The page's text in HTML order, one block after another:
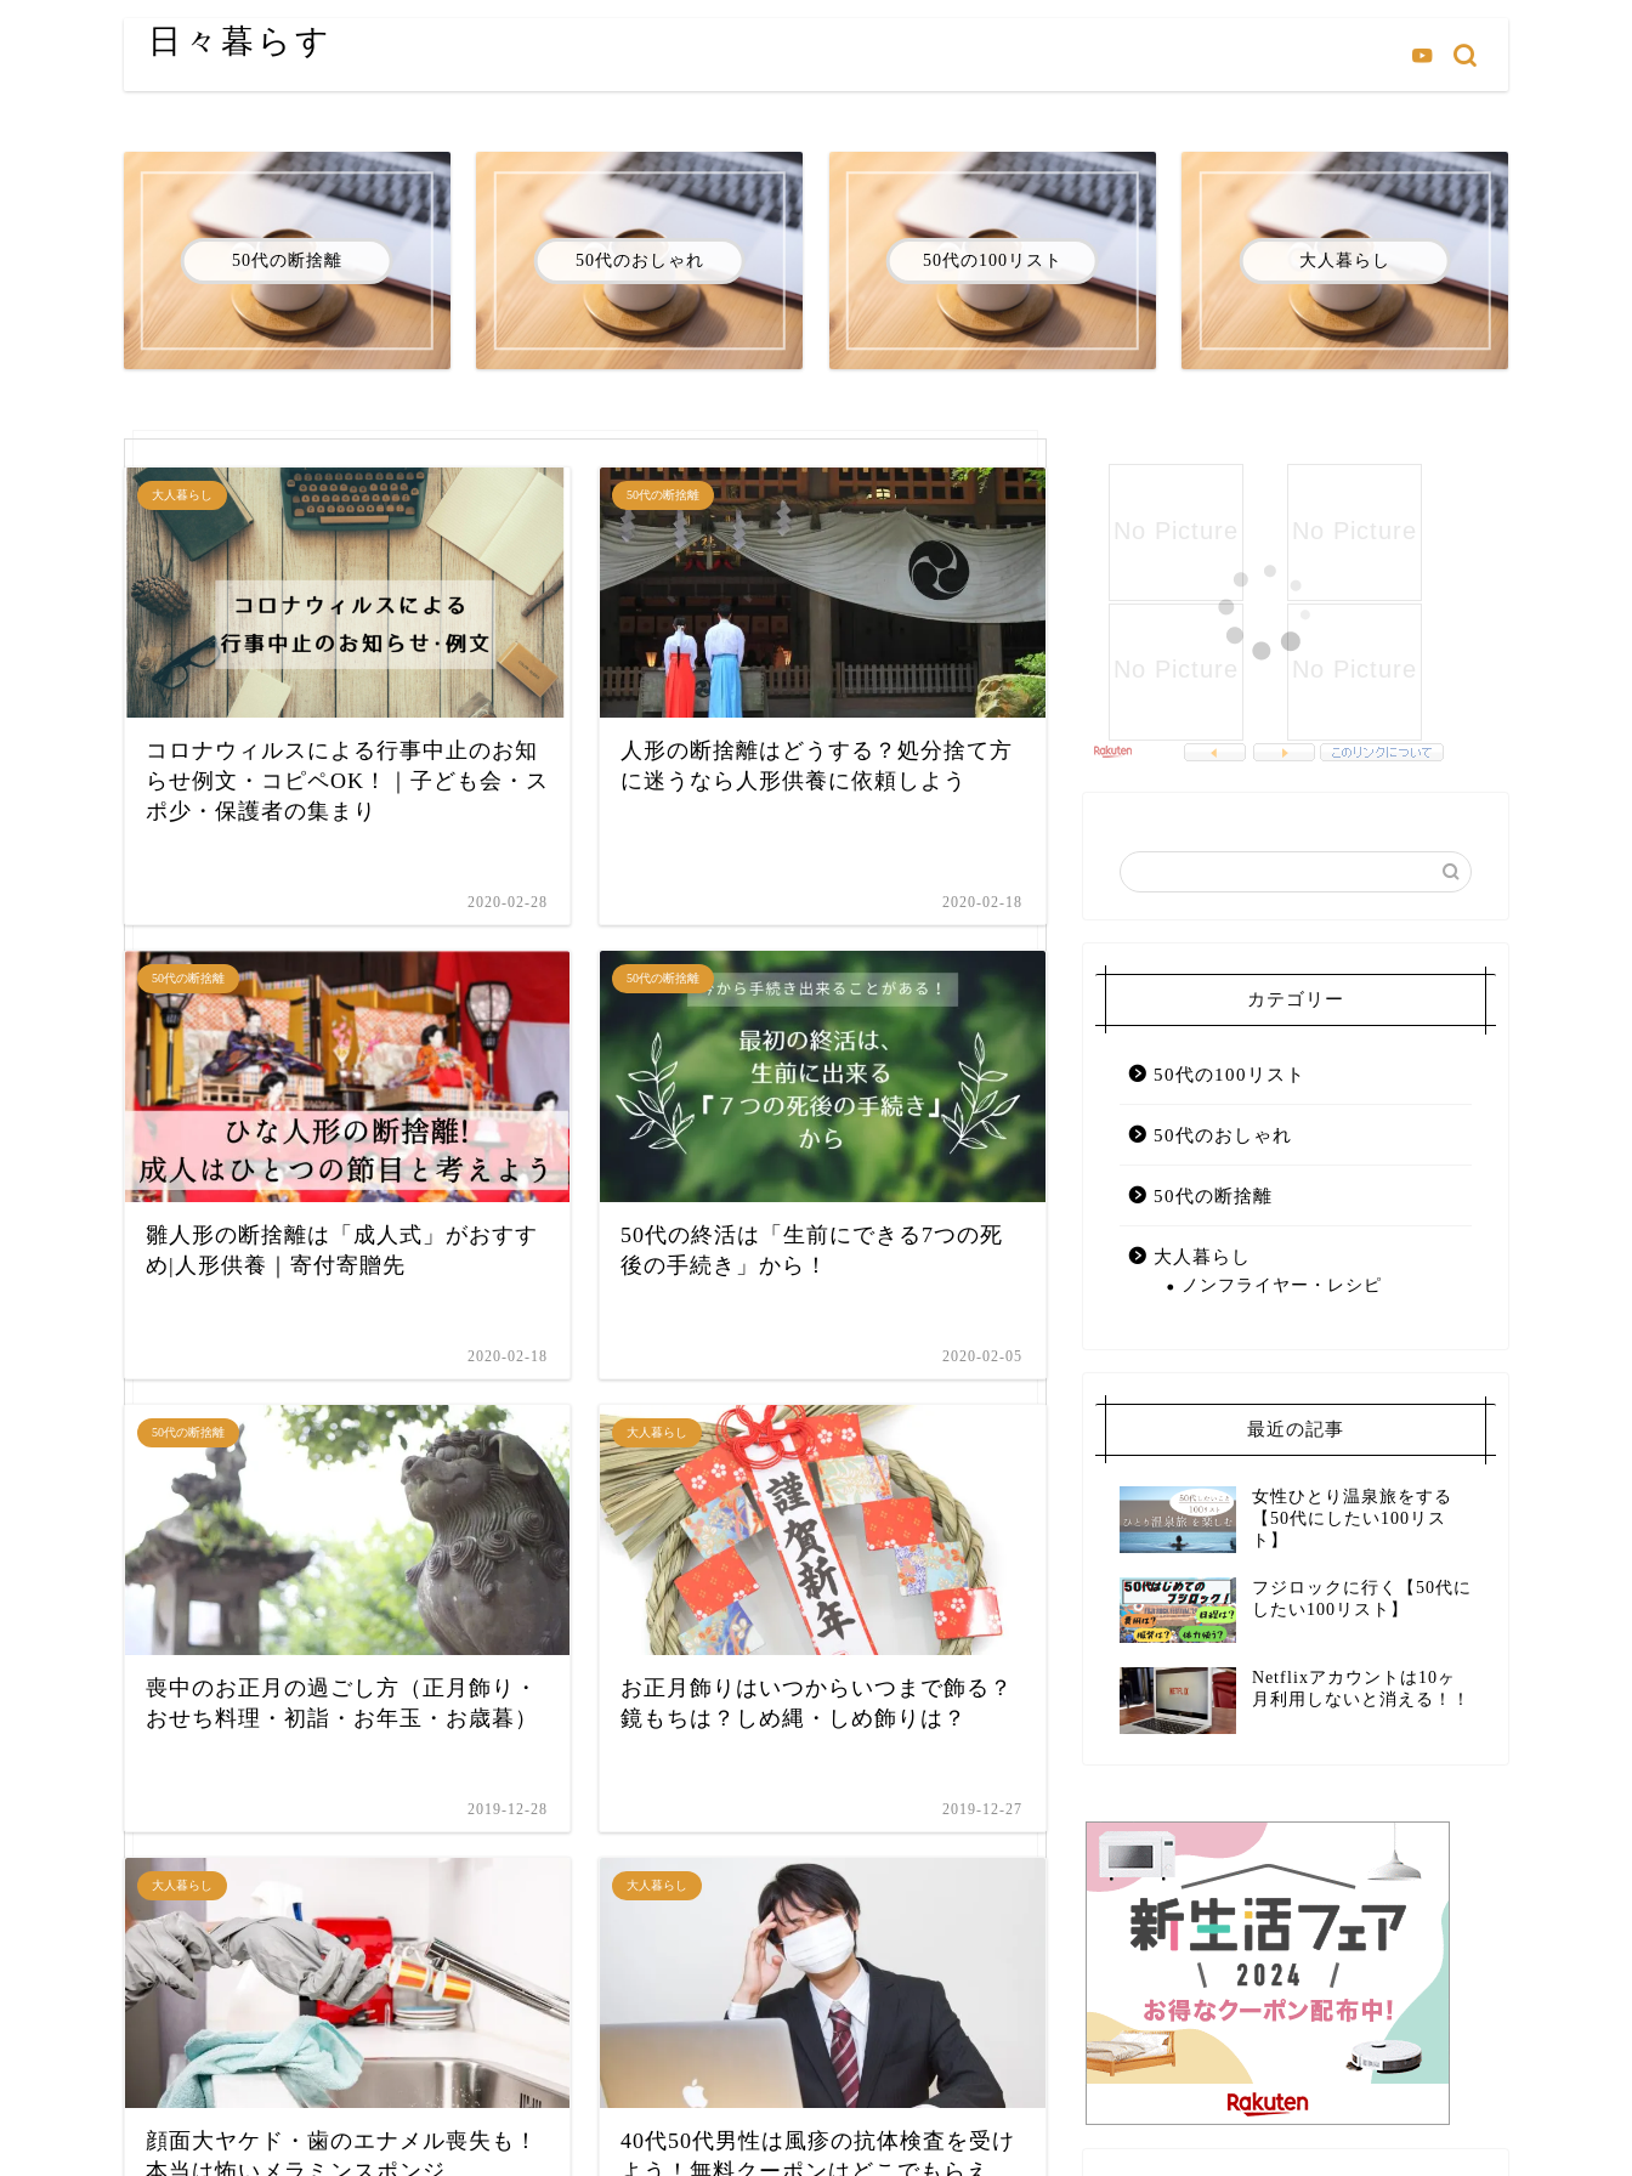
日々暮らす
50代の断捨離 50代のおしゃれ 50代の100リスト 大人暮らし
大人暮らし
コロナウィルスによる行事中止のお知
らせ例文・コピペOK！｜子ども会・ス
ポ少・保護者の集まり
2020-02-28
50代の断捨離
人形の断捨離はどうする？処分捨て方
に迷うなら人形供養に依頼しよう
2020-02-18
50代の断捨離
雛人形の断捨離は「成人式」がおすす
め|人形供養｜寄付寄贈先
2020-02-18
50代の断捨離
50代の終活は「生前にできる7つの死
後の手続き」から！
2020-02-05
50代の断捨離
喪中のお正月の過ごし方（正月飾り・
おせち料理・初詣・お年玉・お歳暮）
2019-12-28
大人暮らし
お正月飾りはいつからいつまで飾る？
鏡もちは？しめ縄・しめ飾りは？
2019-12-27
大人暮らし
顔面大ヤケド・歯のエナメル喪失も！
本当は怖いメラミンスポンジ
大人暮らし
40代50代男性は風疹の抗体検査を受け
よう！無料クーポンはどこでもらえ
カテゴリー
50代の100リスト
50代のおしゃれ
50代の断捨離
大人暮らし
ノンフライヤー・レシピ
最近の記事
女性ひとり温泉旅をする
【50代にしたい100リス
ト】
フジロックに行く【50代に
したい100リスト】
Netflixアカウントは10ヶ
月利用しないと消える！！